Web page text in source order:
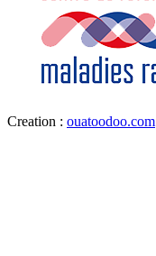
Creation : ouatoodoo.com